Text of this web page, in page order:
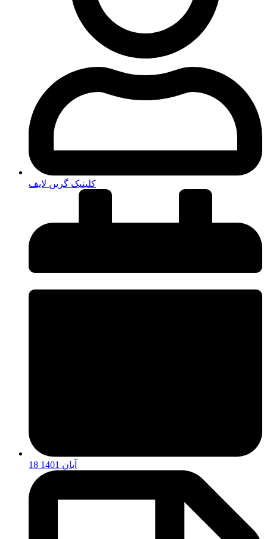
کلینیک گرین لایف
18 آبان 1401